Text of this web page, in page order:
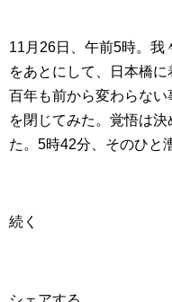
11月26日、午前5時。我
をあとにして、日本橋
百年も前から変わらな
を閉じてみた。覚悟は
た。5時42分、そのひと
続く